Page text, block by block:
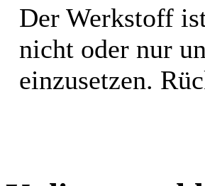
Der Werkstoff
nicht oder nur
einzusetzen.